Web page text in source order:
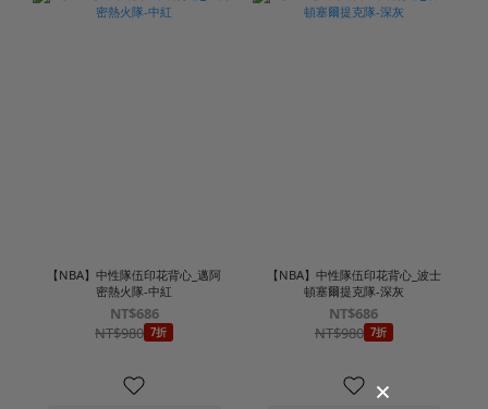
【NBA】中性隊伍印花背心_邁阿
密熱火隊-中紅
NT$686
NT$980 7折
【NBA】中性隊伍印花背心_波士
頓塞爾提克隊-深灰
NT$686
NT$980 7折